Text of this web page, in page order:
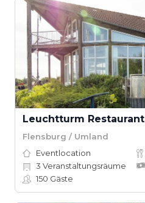
Leuchtturm Restaurant
Flensburg / Umland
Eventlocation
3 Veranstaltungsräume
150 Gäste